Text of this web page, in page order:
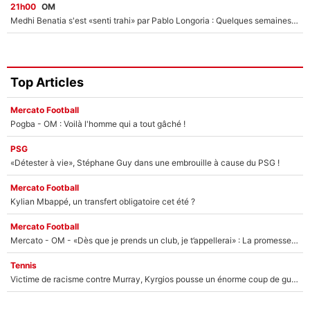
21h00 OM
Medhi Benatia s'est «senti trahi» par Pablo Longoria : Quelques semaines après son départ, l'ancien directeur de football de l'OM règle ses comptes
Top Articles
Mercato Football
Pogba - OM : Voilà l'homme qui a tout gâché !
PSG
«Détester à vie», Stéphane Guy dans une embrouille à cause du PSG !
Mercato Football
Kylian Mbappé, un transfert obligatoire cet été ?
Mercato Football
Mercato - OM - «Dès que je prends un club, je t’appellerai» : La promesse de Marcelino au moment de claquer la porte
Tennis
Victime de racisme contre Murray, Kyrgios pousse un énorme coup de gueule !